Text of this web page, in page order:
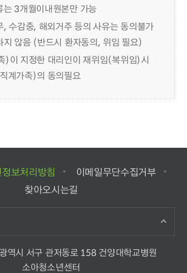
는 3개월이내원본만 가능
, 수감중, 해외거주 등의 사유는 동의불가
지 않음 (반드시 환자동의, 위임 필요)
)이 지정한 대리인이 재위임(복위임)시
계가족)의 동의필요
보처리방침
이메일무단수집거부
찾아오시는길
역시 서구 관저동로 158 건양대학교병원
소아청소년센터